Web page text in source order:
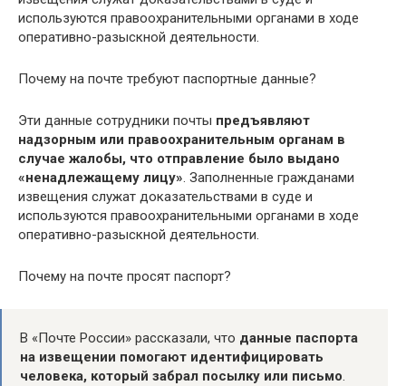
используются правоохранительными органами в ходе
оперативно-разыскной деятельности.
Почему на почте требуют паспортные данные?
Эти данные сотрудники почты предъявляют
надзорным или правоохранительным органам в
случае жалобы, что отправление было выдано
«ненадлежащему лицу». Заполненные гражданами
извещения служат доказательствами в суде и
используются правоохранительными органами в ходе
оперативно-разыскной деятельности.
Почему на почте просят паспорт?
В «Почте России» рассказали, что данные паспорта
на извещении помогают идентифицировать
человека, который забрал посылку или письмо.